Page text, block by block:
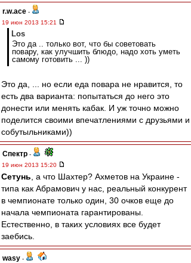
r.w.ace -
19 июн 2013 15:21
Los
Это да .. только вот, что бы советовать
повару, как улучшить блюдо, надо хоть уметь
самому готовить ... ))
Это да, ... но если еда повара не нравится, то
есть два варианта: попытаться до него это
донести или менять кабак. И уж точно можно
поделится своими впечатлениями с друзьями и
собутыльниками))
Спектр -
19 июн 2013 15:20
Сетунь , а что Шахтер? Ахметов на Украине -
типа как Абрамович у нас, реальный конкурент
в чемпионате только один, 30 очков еще до
начала чемпионата гарантированы.
Естественно, в таких условиях все будет
заебись.
wasy -